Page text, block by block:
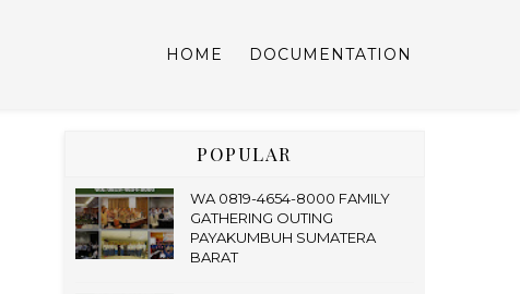
HOME DOCUMENTATION
POPULAR
WA 0819-4654-8000 FAMILY
GATHERING OUTING
PAYAKUMBUH SUMATERA
BARAT